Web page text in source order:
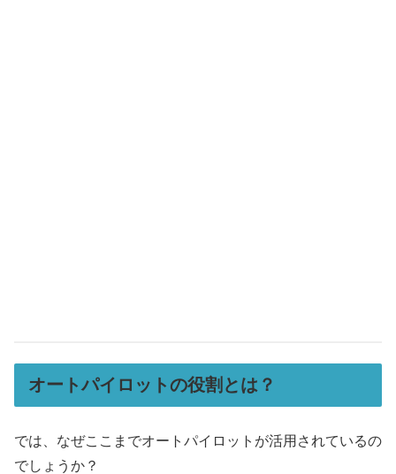
オートパイロットの役割とは？
では、なぜここまでオートパイロットが活用されているの
でしょうか？